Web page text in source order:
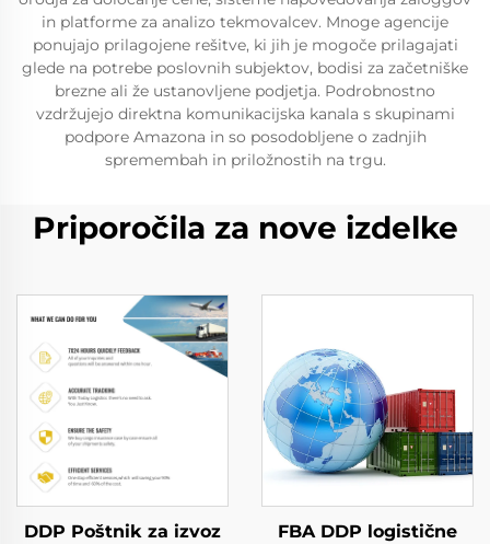
in platforme za analizo tekmovalcev. Mnoge agencije
ponujajo prilagojene rešitve, ki jih je mogoče prilagajati
glede na potrebe poslovnih subjektov, bodisi za začetniške
brezne ali že ustanovljene podjetja. Podrobnostno
vzdržujejo direktna komunikacijska kanala s skupinami
podpore Amazona in so posodobljene o zadnjih
spremembah in priložnostih na trgu.
Priporočila za nove izdelke
DDP Poštnik za izvoz
FBA DDP logistične